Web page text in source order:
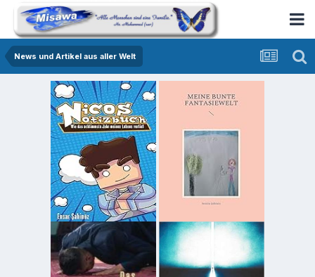
News und Artikel aus aller Welt